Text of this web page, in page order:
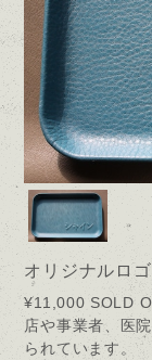
オリジナルロ
¥11,000 SOLD
店や事業者、医
られています。